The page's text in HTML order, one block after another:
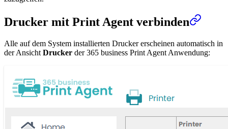
Drucker mit Print Agent verbinden
Alle auf dem System installierten Drucker erscheinen automatisch in
der Ansicht Drucker der 365 business Print Agent Anwendung: